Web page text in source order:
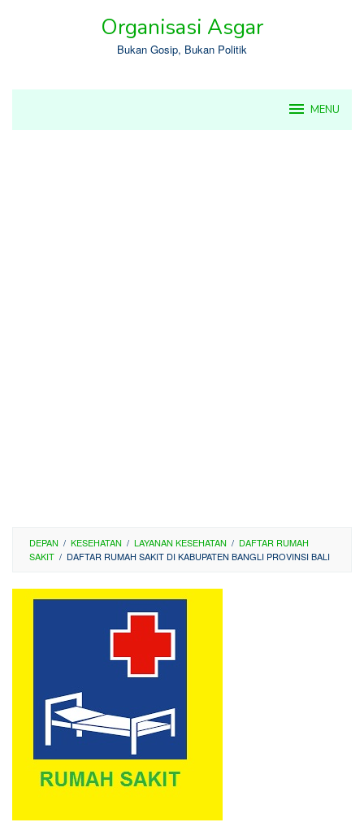
Organisasi Asgar
Bukan Gosip, Bukan Politik
MENU
DEPAN / KESEHATAN / LAYANAN KESEHATAN / DAFTAR RUMAH
SAKIT / DAFTAR RUMAH SAKIT DI KABUPATEN BANGLI PROVINSI BALI